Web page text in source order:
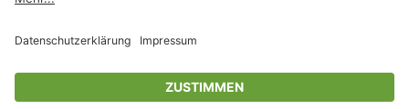
* Streichpreise entsprechen der unverbindlichen Preisempfehlung des